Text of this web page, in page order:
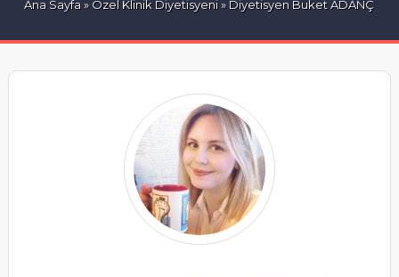
Ana Sayfa»Özel Klinik Diyetisyeni» Diyetisyen Buket ADANÇ